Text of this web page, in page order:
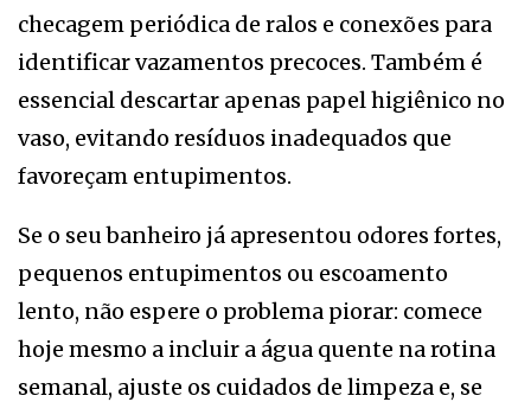
checagem periódica de ralos e conexões para
identificar vazamentos precoces. Também é
essencial descartar apenas papel higiênico no
vaso, evitando resíduos inadequados que
favoreçam entupimentos.
Se o seu banheiro já apresentou odores fortes,
pequenos entupimentos ou escoamento
lento, não espere o problema piorar: comece
hoje mesmo a incluir a água quente na rotina
semanal, ajuste os cuidados de limpeza e, se